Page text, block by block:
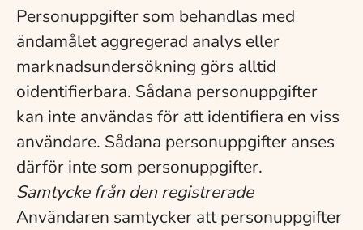
Personuppgifter som behandlas med
ändamålet aggregerad analys eller
marknadsundersökning görs alltid
oidentifierbara. Sådana personuppgifter
kan inte användas för att identifiera en viss
användare. Sådana personuppgifter anses
därför inte som personuppgifter.
Samtycke från den registrerade
Användaren samtycker att personuppgifter